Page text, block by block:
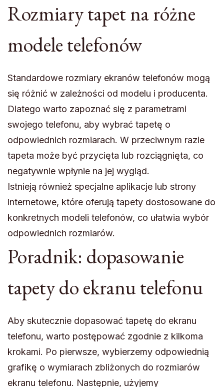
Rozmiary tapet na różne
modele telefonów
Standardowe rozmiary ekranów telefonów mogą
się różnić w zależności od modelu i producenta.
Dlatego warto zapoznać się z parametrami
swojego telefonu, aby wybrać tapetę o
odpowiednich rozmiarach. W przeciwnym razie
tapeta może być przycięta lub rozciągnięta, co
negatywnie wpłynie na jej wygląd.
Istnieją również specjalne aplikacje lub strony
internetowe, które oferują tapety dostosowane do
konkretnych modeli telefonów, co ułatwia wybór
odpowiednich rozmiarów.
Poradnik: dopasowanie
tapety do ekranu telefonu
Aby skutecznie dopasować tapetę do ekranu
telefonu, warto postępować zgodnie z kilkoma
krokami. Po pierwsze, wybierzemy odpowiednią
grafikę o wymiarach zbliżonych do rozmiarów
ekranu telefonu. Następnie, użyjemy